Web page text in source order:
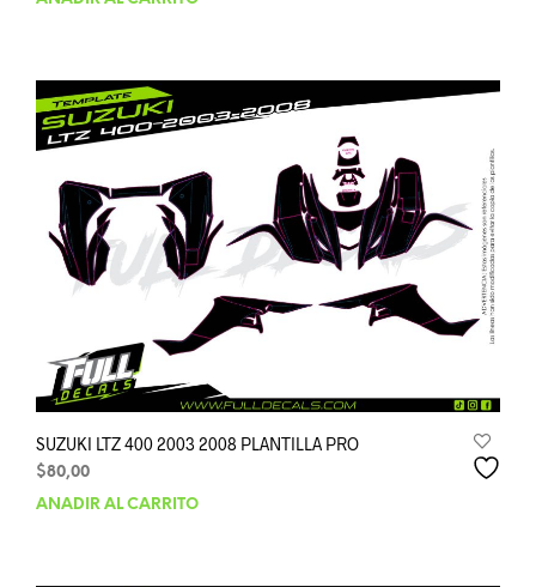
SUZUKI LTZ 400 2003 2008 PLANTILLA PRO
$80,00
AÑADIR AL CARRITO